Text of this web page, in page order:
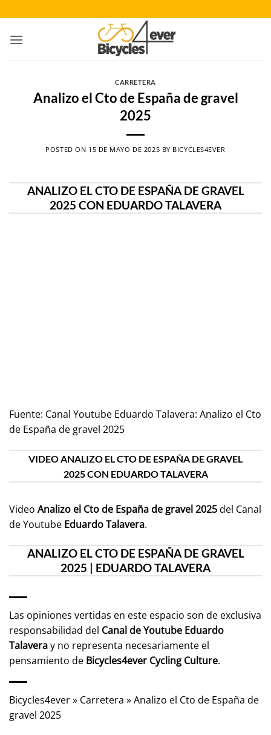
al
contenido
CARRETERA
Analizo el Cto de España de gravel
2025
POSTED ON 15 DE MAYO DE 2025 BY BICYCLES4EVER
ANALIZO EL CTO DE ESPAÑA DE GRAVEL
2025 CON EDUARDO TALAVERA
Fuente: Canal Youtube Eduardo Talavera: Analizo el Cto
de España de gravel 2025
VIDEO ANALIZO EL CTO DE ESPAÑA DE GRAVEL
2025 CON EDUARDO TALAVERA
Video Analizo el Cto de España de gravel 2025del Canal
de Youtube Eduardo Talavera.
ANALIZO EL CTO DE ESPAÑA DE GRAVEL
2025 | EDUARDO TALAVERA
Las opiniones vertidas en este espacio son de exclusiva
responsabilidad del Canal de Youtube Eduardo
Talaveray no representa necesariamente el
pensamiento de Bicycles4ever Cycling Culture.
Bicycles4ever» Carretera »Analizo el Cto de España de
gravel 2025